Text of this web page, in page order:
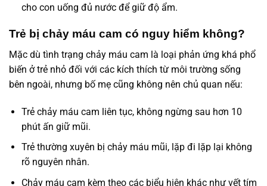
cho con uống đủ nước để giữ độ ẩm.
Trẻ bị chảy máu cam có nguy hiểm không?
Mặc dù tình trạng chảy máu cam là loại phản ứng khá phổ
biến ở trẻ nhỏ đối với các kích thích từ môi trường sống
bên ngoài, nhưng bố mẹ cũng không nên chủ quan nếu:
Trẻ chảy máu cam liên tục, không ngừng sau hơn 10
phút ấn giữ mũi.
Trẻ thường xuyên bị chảy máu mũi, lặp đi lặp lại không
rõ nguyên nhân.
Chảy máu cam kèm theo các biểu hiện khác như vết tím